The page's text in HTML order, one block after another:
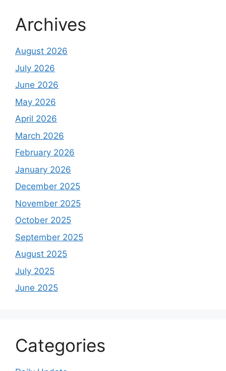
Archives
August 2026
July 2026
June 2026
May 2026
April 2026
March 2026
February 2026
January 2026
December 2025
November 2025
October 2025
September 2025
August 2025
July 2025
June 2025
Categories